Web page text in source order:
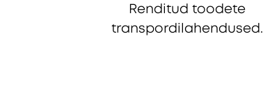
Renditud toodete
transpordilahendused.